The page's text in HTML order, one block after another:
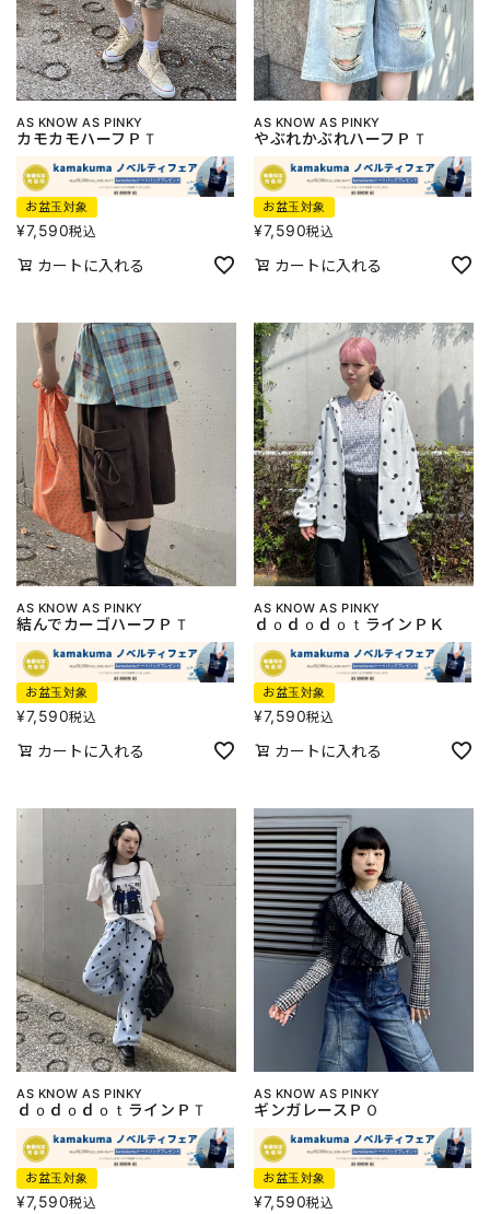
AS KNOW AS PINKY
カモカモハーフＰＴ
お盆玉対象
¥7,590税込
カートに入れる
AS KNOW AS PINKY
やぶれかぶれハーフＰＴ
お盆玉対象
¥7,590税込
カートに入れる
AS KNOW AS PINKY
結んでカーゴハーフＰＴ
お盆玉対象
¥7,590税込
カートに入れる
AS KNOW AS PINKY
ｄｏｄｏｄｏｔラインＰＫ
お盆玉対象
¥7,590税込
カートに入れる
AS KNOW AS PINKY
ｄｏｄｏｄｏｔラインＰＴ
お盆玉対象
¥7,590税込
AS KNOW AS PINKY
ギンガレースＰＯ
お盆玉対象
¥7,590税込